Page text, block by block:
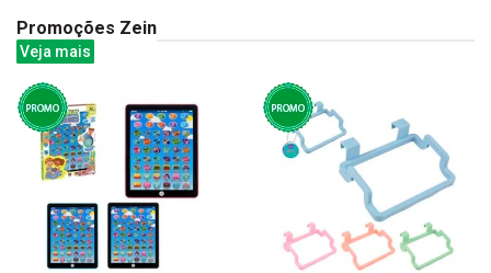
Promoções Zein
Veja mais